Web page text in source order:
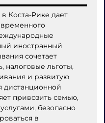
Коста-Рике дает
иностранный
сочетает
налоговые льготы,
и развитую
дистанционной
привозить семью,
безопасно
в